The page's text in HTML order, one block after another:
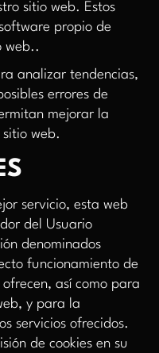
sitio web. Estos
propio de
web..
analizar tendencias,
errores de
mejorar la
web.
servicio, esta web
del Usuario
denominados
funcionamiento de
así como para
y para la
servicios ofrecidos.
de cookies en su